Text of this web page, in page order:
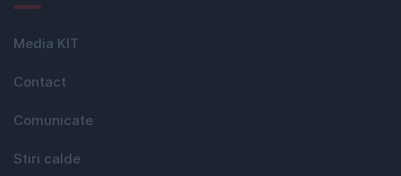
Media KIT
Contact
Comunicate
Stiri calde